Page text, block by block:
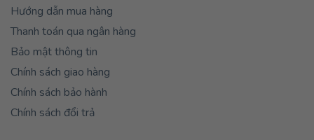
Hướng dẫn mua hàng
Thanh toán qua ngân hàng
Bảo mật thông tin
Chính sách giao hàng
Chính sách bảo hành
Chính sách đổi trả